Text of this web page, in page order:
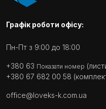
Графік роботи офісу:
Пн-Пт з 9:00 до 18:00
+380 63 Показати номер
+380 67 682 00 58
office@loveks-k.com.ua